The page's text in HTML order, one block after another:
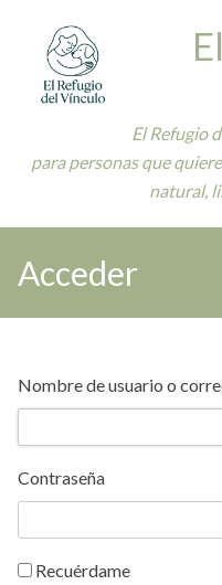
content
El Refugio
para personas que
natural,
Acceder
Nombre de usuario o
Contraseña
Recuérdame